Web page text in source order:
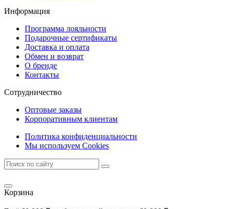
Информация
Программа лояльности
Подарочные сертификаты
Доставка и оплата
Обмен и возврат
О бренде
Контакты
Сотрудничество
Оптовые заказы
Корпоративным клиентам
Политика конфиденциальности
Мы используем Cookies
Корзина